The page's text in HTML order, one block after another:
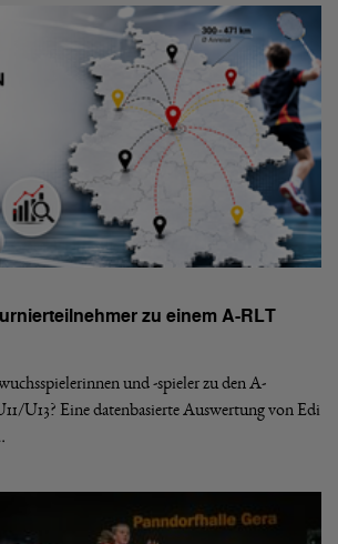
zu einem A-RLT
und -spieler zu den A-
U13? Eine datenbasierte Auswertung von Edi